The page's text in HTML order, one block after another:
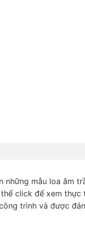
những mẫu loa âm
click để xem thực
trình và được